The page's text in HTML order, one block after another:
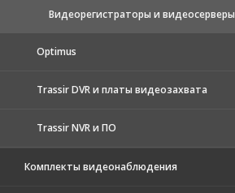
Видеорегистраторы и видеосерверы
Optimus
Trassir DVR и платы видеозахвата
Trassir NVR и ПО
Комплекты видеонаблюдения